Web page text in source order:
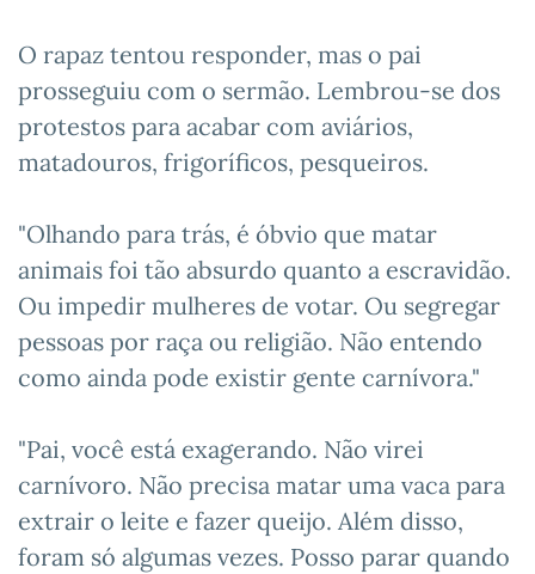
O rapaz tentou responder, mas o pai
prosseguiu com o sermão. Lembrou-se dos
protestos para acabar com aviários,
matadouros, frigoríficos, pesqueiros.
"Olhando para trás, é óbvio que matar
animais foi tão absurdo quanto a escravidão.
Ou impedir mulheres de votar. Ou segregar
pessoas por raça ou religião. Não entendo
como ainda pode existir gente carnívora."
"Pai, você está exagerando. Não virei
carnívoro. Não precisa matar uma vaca para
extrair o leite e fazer queijo. Além disso,
foram só algumas vezes. Posso parar quando